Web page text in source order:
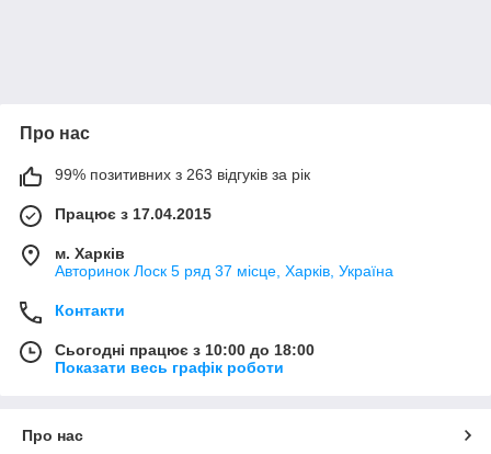
Про нас
99% позитивних з 263 відгуків за рік
Працює з 17.04.2015
м. Харків
Авторинок Лоск 5 ряд 37 місце, Харків, Україна
Контакти
Сьогодні працює з 10:00 до 18:00
Показати весь графік роботи
Про нас